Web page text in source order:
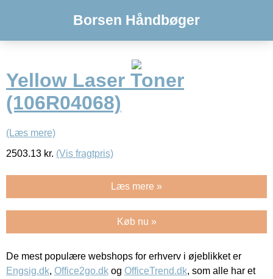
Borsen Håndbøger
Yellow Laser Toner
(106R04068)
(Læs mere)
2503.13 kr. (Vis fragtpris)
Læs mere »
Køb nu »
De mest populære webshops for erhverv i øjeblikket er
Engsig.dk, Office2go.dk og OfficeTrend.dk, som alle har et